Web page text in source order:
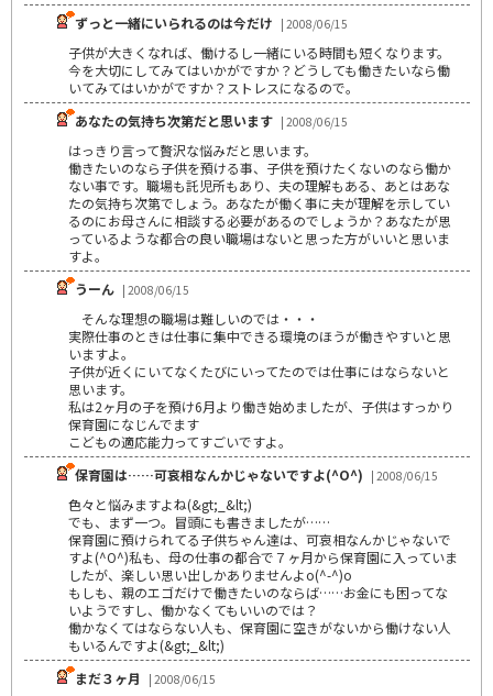
ずっと一緒にいられるのは今だけ | 2008/06/15
子供が大きくなれば、働けるし一緒にいる時間も短くなります。
今を大切にしてみてはいかがですか？どうしても働きたいなら働
いてみてはいかがですか？ストレスになるので。
あなたの気持ち次第だと思います | 2008/06/15
はっきり言って贅沢な悩みだと思います。
働きたいのなら子供を預ける事、子供を預けたくないのなら働か
ない事です。職場も託児所もあり、夫の理解もある、あとはあな
たの気持ち次第でしょう。あなたが働く事に夫が理解を示してい
るのにお母さんに相談する必要があるのでしょうか？あなたが思
っているような都合の良い職場はないと思った方がいいと思いま
すよ。
うーん | 2008/06/15
そんな理想の職場は難しいのでは・・・
実際仕事のときは仕事に集中できる環境のほうが働きやすいと思
いますよ。
子供が近くにいてなくたびにいってたのでは仕事にはならないと
思います。
私は2ヶ月の子を預け6月より働き始めましたが、子供はすっかり
保育園になじんでます
こどもの適応能力ってすごいですよ。
保育園は……可哀相なんかじゃないですよ(^O^) | 2008/06/15
色々と悩みますよね(&gt;_&lt;)
でも、まず一つ。冒頭にも書きましたが……
保育園に預けられてる子供ちゃん達は、可哀相なんかじゃないで
すよ(^O^)私も、母の仕事の都合で７ヶ月から保育園に入っていま
したが、楽しい思い出しかありませんよo(^-^)o
もしも、親のエゴだけで働きたいのならば……お金にも困ってな
いようですし、働かなくてもいいのでは？
働かなくてはならない人も、保育園に空きがないから働けない人
もいるんですよ(&gt;_&lt;)
まだ３ヶ月
| 2008/06/15